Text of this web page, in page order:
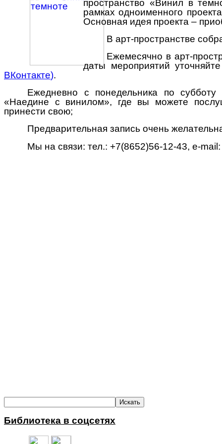
пространство «Винил в
рамках одноименного
Основная идея проекта –
В арт-пространстве
Ежемесячно в арт-
даты мероприятий
ВКонтакте).
Ежедневно с понедельника по субботу
«Наедине с винилом», где вы можете
принести свою;
Предварительная запись очень
Мы на связи: тел.: +7(8652)56-12-43, e-
Библиотека в соцсетях